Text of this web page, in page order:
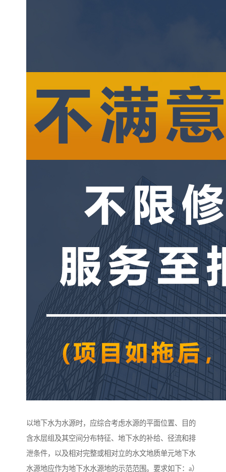
以地下水为水源时，应综合考虑水源的平面位置、目的
含水层组及其空间分布特征、地下水的补给、径流和排
泄条件，以及相对完整或相对立的水文地质单元地下水
水源地应作为地下水水源地的示范范围。要求如下：a）